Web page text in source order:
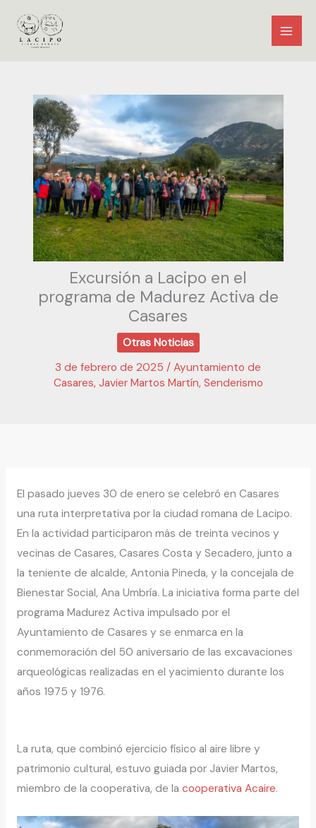
contenido
Excursión a Lacipo en el
programa de Madurez Activa de
Casares
Otras Noticias
3 de febrero de 2025 / Ayuntamiento de
Casares, Javier Martos Martín, Senderismo
El pasado jueves 30 de enero se celebró en Casares
una ruta interpretativa por la ciudad romana de Lacipo.
En la actividad participaron más de treinta vecinos y
vecinas de Casares, Casares Costa y Secadero, junto a
la teniente de alcalde, Antonia Pineda, y la concejala de
Bienestar Social, Ana Umbría. La iniciativa forma parte del
programa Madurez Activa impulsado por el
Ayuntamiento de Casares y se enmarca en la
conmemoración del 50 aniversario de las excavaciones
arqueológicas realizadas en el yacimiento durante los
años 1975 y 1976.
La ruta, que combinó ejercicio físico al aire libre y
patrimonio cultural, estuvo guiada por Javier Martos,
miembro de la cooperativa, de la cooperativa Acaire.